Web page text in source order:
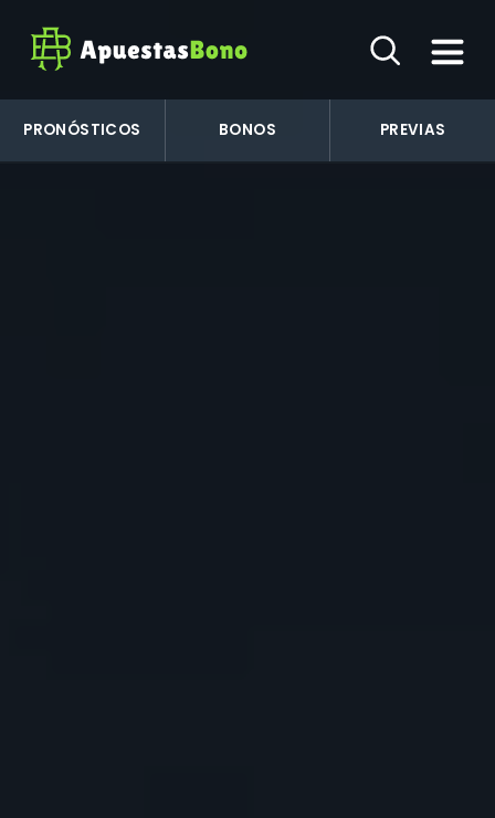
PRONÓSTICOS BONOS PREVIAS